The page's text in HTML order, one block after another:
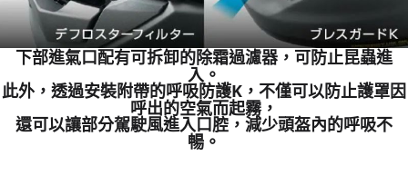
下部進氣口配有可拆卸的除霜過濾器，可防止昆蟲進
入。
此外，透過安裝附帶的呼吸防護K，不僅可以防止護罩因
呼出的空氣而起霧，
還可以讓部分駕駛風進入口腔，減少頭盔內的呼吸不
暢。